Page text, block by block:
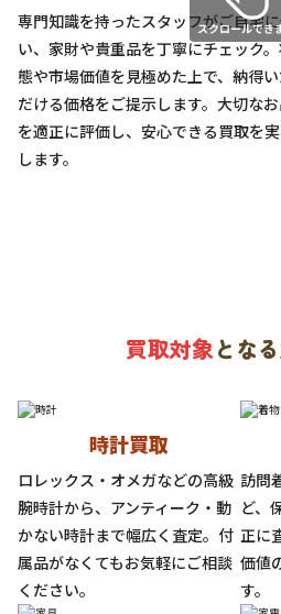
専門知識を持ったスタッフがご自宅
い、家財や貴重品を丁寧にチェック
態や市場価値を見極めた上で、納得
だける価格をご提示します。大切な
を適正に評価し、安心できる買取を
します。
買取対象とな
時計買取
ロレックス・オメガなどの高級
腕時計から、アンティーク・動
かない時計まで幅広く査定。付
属品がなくてもお気軽にご相談
ください。
訪問
ど、
正に
価値
す。